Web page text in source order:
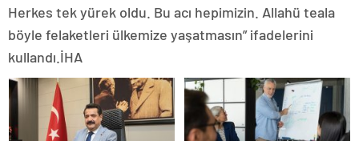
Herkes tek yürek oldu. Bu acı hepimizin. Allahü teala
böyle felaketleri ülkemize yaşatmasın” ifadelerini
kullandı.İHA